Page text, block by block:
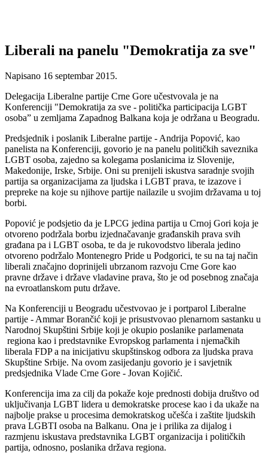
Liberali na panelu "Demokratija za sve"
Napisano 16 septembar 2015.
Delegacija Liberalne partije Crne Gore učestvovala je na
Konferenciji "Demokratija za sve - politička participacija LGBT
osoba” u zemljama Zapadnog Balkana koja je održana u Beogradu.
Predsjednik i poslanik Liberalne partije - Andrija Popović, kao
panelista na Konferenciji, govorio je na panelu političkih saveznika
LGBT osoba, zajedno sa kolegama poslanicima iz Slovenije,
Makedonije, Irske, Srbije. Oni su prenijeli iskustva saradnje svojih
partija sa organizacijama za ljudska i LGBT prava, te izazove i
prepreke na koje su njihove partije nailazile u svojim državama u toj
borbi.
Popović je podsjetio da je LPCG jedina partija u Crnoj Gori koja je
otvoreno podržala borbu izjednačavanje građanskih prava svih
građana pa i LGBT osoba, te da je rukovodstvo liberala jedino
otvoreno podržalo Montenegro Pride u Podgorici, te su na taj način
liberali značajno doprinijeli ubrzanom razvoju Crne Gore kao
pravne države i države vladavine prava, što je od posebnog značaja
na evroatlanskom putu države.
Na Konferenciji u Beogradu učestvovao je i portparol Liberalne
partije - Ammar Borančić koji je prisustvovao plenarnom sastanku u
Narodnoj Skupštini Srbije koji je okupio poslanike parlamenata
regiona kao i predstavnike Evropskog parlamenta i njemačkih
liberala FDP a na inicijativu skupštinskog odbora za ljudska prava
Skupštine Srbije. Na ovom zasijedanju govorio je i savjetnik
predsjednika Vlade Crne Gore - Jovan Kojičić.
Konferencija ima za cilj da pokaže koje prednosti dobija društvo od
uključivanja LGBT lidera u demokratske procese kao i da ukaže na
najbolje prakse u procesima demokratskog učešća i zaštite ljudskih
prava LGBTI osoba na Balkanu. Ona je i prilika za dijalog i
razmjenu iskustava predstavnika LGBT organizacija i političkih
partija, odnosno, poslanika država regiona.